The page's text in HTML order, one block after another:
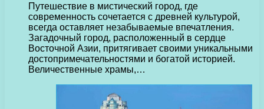
Путешествие в мистический город, где
современность сочетается с древней культурой,
всегда оставляет незабываемые впечатления.
Загадочный город, расположенный в сердце
Восточной Азии, притягивает своими уникальными
достопримечательностями и богатой историей.
Величественные храмы,…